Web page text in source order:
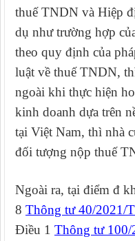
thuế TNDN và Hiệp
dụ như trường hợp
theo quy định của
luật về thuế TNDN,
ngoài khi thực hiện
kinh doanh dựa trên
tại Việt Nam, thì nhà
đối tượng nộp thuế
Ngoài ra, tại điểm đ
8 Thông tư 40/2021/
Điều 1 Thông tư